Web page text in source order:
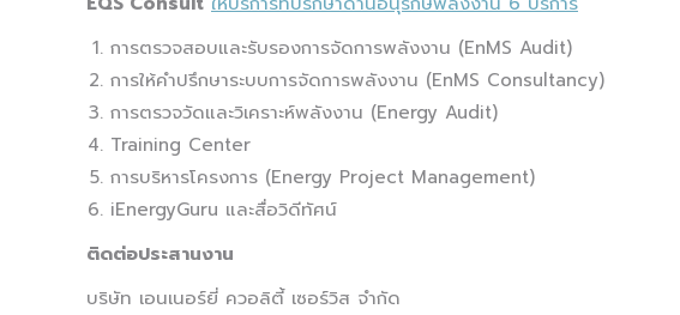
การตรวจสอบและรับรองการจัดการพลังงาน (EnMS Audit)
การให้คำปรึกษาระบบการจัดการพลังงาน (EnMS Consultancy)
การตรวจวัดและวิเคราะห์พลังงาน (Energy Audit)
Training Center
การบริหารโครงการ (Energy Project Management)
iEnergyGuru และสื่อวิดีทัศน์
ติดต่อประสานงาน
บริษัท เอนเนอร์ยี่ ควอลิตี้ เซอร์วิส จำกัด